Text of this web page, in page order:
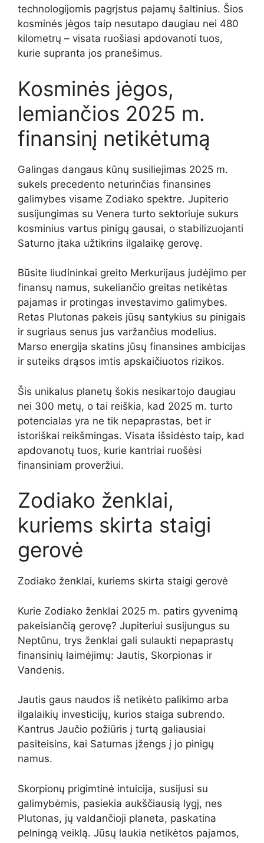
technologijomis pagrįstus pajamų šaltinius. Šios
kosminės jėgos taip nesutapo daugiau nei 480
kilometrų – visata ruošiasi apdovanoti tuos,
kurie supranta jos pranešimus.
Kosminės jėgos,
lemiančios 2025 m.
finansinį netikėtumą
Galingas dangaus kūnų susiliejimas 2025 m.
sukels precedento neturinčias finansines
galimybes visame Zodiako spektre. Jupiterio
susijungimas su Venera turto sektoriuje sukurs
kosminius vartus pinigų gausai, o stabilizuojanti
Saturno įtaka užtikrins ilgalaikę gerovę.
Būsite liudininkai greito Merkurijaus judėjimo per
finansų namus, sukeliančio greitas netikėtas
pajamas ir protingas investavimo galimybes.
Retas Plutonas pakeis jūsų santykius su pinigais
ir sugriaus senus jus varžančius modelius.
Marso energija skatins jūsų finansines ambicijas
ir suteiks drąsos imtis apskaičiuotos rizikos.
Šis unikalus planetų šokis nesikartojo daugiau
nei 300 metų, o tai reiškia, kad 2025 m. turto
potencialas yra ne tik nepaprastas, bet ir
istoriškai reikšmingas. Visata išsidėsto taip, kad
apdovanotų tuos, kurie kantriai ruošėsi
finansiniam proveržiui.
Zodiako ženklai,
kuriems skirta staigi
gerovė
Zodiako ženklai, kuriems skirta staigi gerovė
Kurie Zodiako ženklai 2025 m. patirs gyvenimą
pakeisiančią gerovę? Jupiteriui susijungus su
Neptūnu, trys ženklai gali sulaukti nepaprastų
finansinių laimėjimų: Jautis, Skorpionas ir
Vandenis.
Jautis gaus naudos iš netikėto palikimo arba
ilgalaikių investicijų, kurios staiga subrendo.
Kantrus Jaučio požiūris į turtą galiausiai
pasiteisins, kai Saturnas įžengs į jo pinigų
namus.
Skorpionų prigimtinė intuicija, susijusi su
galimybėmis, pasiekia aukščiausią lygį, nes
Plutonas, jų valdančioji planeta, paskatina
pelningą veiklą. Jūsų laukia netikėtos pajamos,